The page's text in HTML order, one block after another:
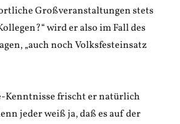
Großveranstaltungen stets
wird er also im Fall des
„auch noch Volksfesteinsatz
Kenntnisse frischt er natürlich
jeder weiß ja, daß es auf der